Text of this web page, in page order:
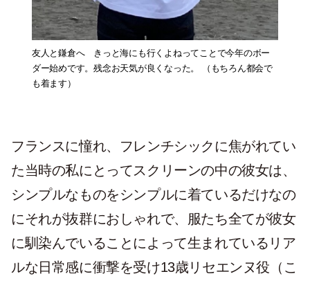
友人と鎌倉へ きっと海にも行くよねってことで今年のボー
ダー始めです。残念お天気が良くなった。 （もちろん都会で
も着ます）
フランスに憧れ、フレンチシックに焦がれてい
た当時の私にとってスクリーンの中の彼女は、
シンプルなものをシンプルに着ているだけなの
にそれが抜群におしゃれで、服たち全てが彼女
に馴染んでいることによって生まれているリア
ルな日常感に衝撃を受け13歳リセエンヌ役（こ